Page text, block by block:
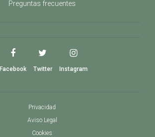
Preguntas frecuentes
Facebook Twitter Instagram
Privacidad
Aviso Legal
Cookies